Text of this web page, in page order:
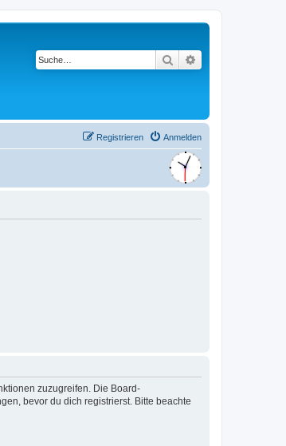
Suche
Anmelden
Registrieren
zuzugreifen. Die Board-
bevor du dich registrierst. Bitte beachte